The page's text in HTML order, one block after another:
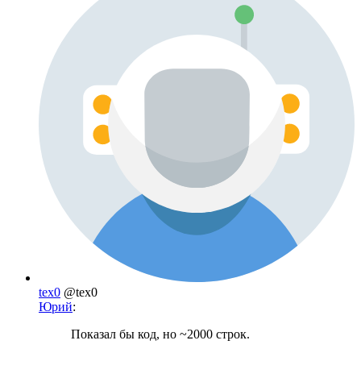
tex0 @tex0
Юрий:
Показал бы код, но ~2000 строк.